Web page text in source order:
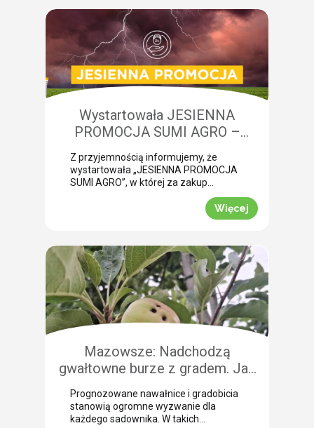
żerowanie bardzo często jest błędnie
diagnozowane jako brak wody lub
niedobory składników pokarmowych,
co opóźnia wykonanie właściwego
zabiegu. Nasza ekspertka Monika
Krzywak przeprowadziła lustrację w
powiecie gryfickim […]
Wystartowała JESIENNA
PROMOCJA SUMI AGRO –
zyskaj natychmiastowe rabaty!
Z przyjemnością informujemy, że
wystartowała „JESIENNA PROMOCJA
SUMI AGRO”, w której za zakup
uzyskać atrakcyjny rabat! Promocja
trwa od 1 lipca do 30 września 2026
prosty sposób obniżyć koszty
jesiennych zakupów. Wybierz swój
pakiet i odbierz rabat Mechanizm
promocji jest niezwykle prosty.
Wystarczy kupić jeden z […]
Więcej
Mazowsze: Nadchodzą
gwałtowne burze z gradem. Jak
skutecznie przeprowadzić
zabezpieczenie owoców po
gradobiciu?
Prognozowane nawałnice i gradobicia
stanowią ogromne wyzwanie dla
każdego sadownika. W takich